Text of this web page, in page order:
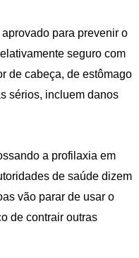
para prevenir o
seguro com
de cabeça, de estômago
sérios, incluem danos
a profilaxia em
de saúde dizem
vão parar de usar o
de contrair outras